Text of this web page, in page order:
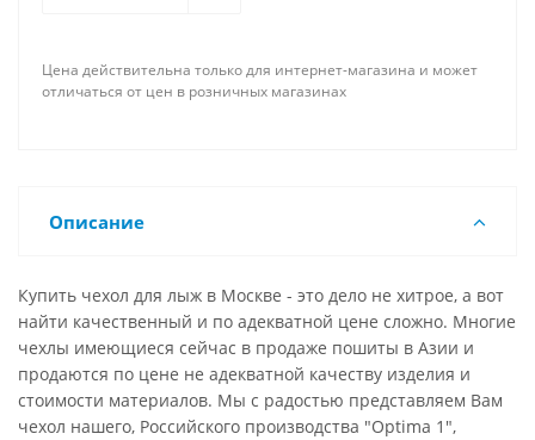
Цена действительна только для интернет-магазина и может
отличаться от цен в розничных магазинах
Описание
Купить чехол для лыж в Москве - это дело не хитрое, а вот
найти качественный и по адекватной цене сложно. Многие
чехлы имеющиеся сейчас в продаже пошиты в Азии и
продаются по цене не адекватной качеству изделия и
стоимости материалов. Мы с радостью представляем Вам
чехол нашего, Российского производства "Optima 1",